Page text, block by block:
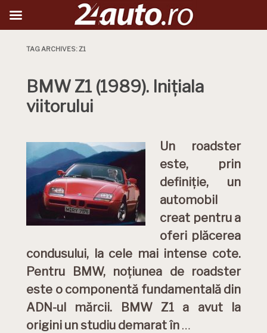
TAG ARCHIVES:Z1
BMW Z1 (1989). Inițiala
viitorului
Un roadster
este, prin
definiție, un
automobil
creat pentru a
oferi plăcerea
condusului, la cele mai intense cote.
Pentru BMW, noțiunea de roadster
este o componentă fundamentală din
ADN-ul mărcii. BMW Z1 a avut la
origini un studiu demarat în …